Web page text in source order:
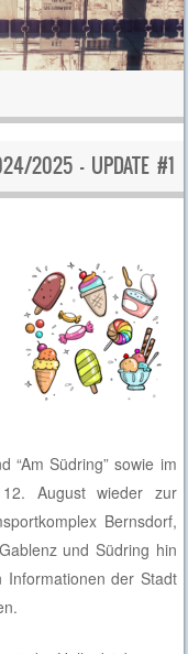
2025 – UPDATE #1
“Am Südring” sowie im
August wieder zur
Bernsdorf,
und Südring hin
der Stadt